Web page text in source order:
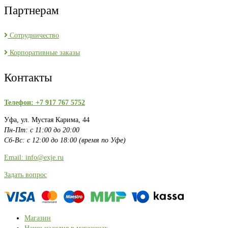
Партнерам
Сотрудничество
Корпоративные заказы
Контакты
Телефон: +7 917 767 5752
Уфа, ул. Мустая Карима, 44
Пн-Пт: с 11:00 до 20:00
Сб-Вс: с 12:00 до 18:00 (время по Уфе)
Email: info@exje.ru
Задать вопрос
Магазин